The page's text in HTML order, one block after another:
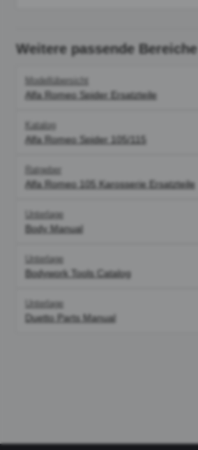
Weitere passende Bereiche
Modellübersicht
Alfa Romeo Spider Ersatzteile
Katalog
Alfa Romeo Spider 105/115
Ratgeber
Alfa Romeo 105 Karosserie Ersatzteile
Unterlage
Body Manual
Unterlage
Bodywork Tools Catalog
Unterlage
Duetto Parts Manual